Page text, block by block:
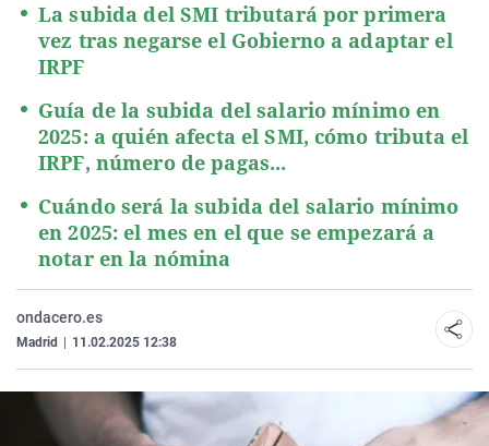
La subida del SMI tributará por primera
vez tras negarse el Gobierno a adaptar el
IRPF
Guía de la subida del salario mínimo en
2025: a quién afecta el SMI, cómo tributa el
IRPF, número de pagas...
Cuándo será la subida del salario mínimo
en 2025: el mes en el que se empezará a
notar en la nómina
ondacero.es
Madrid 11.02.2025 12:38